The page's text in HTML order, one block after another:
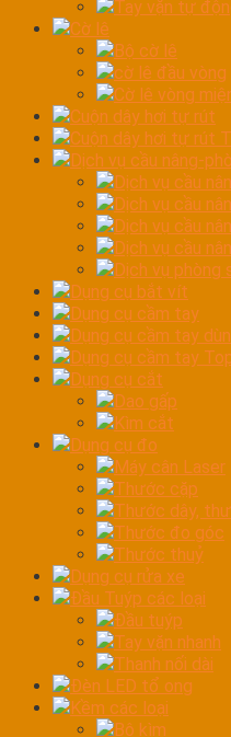
Tay vặn tự
Cờ lê
Bộ cờ lê
cờ lê đầu vòng
Cờ lê vòng
Cuộn dây hơi tự rút
Cuộn dây hơi tự rút
Dịch vụ cầu nâng-
Dịch vụ cầu
Dịch vụ cầu
Dịch vụ cầu
Dịch vụ cầu
Dịch vụ phòng
Dụng cụ bắt vít
Dụng cụ cầm tay
Dụng cụ cầm tay
Dụng cụ cầm tay
Dụng cụ cắt
Dao gấp
Kìm cắt
Dụng cụ đo
Máy cân Laser
Thước cặp
Thước dây,
Thước đo góc
Thước thuỷ
Dụng cụ rửa xe
Đầu Tuýp các loại
Đầu tuýp
Tay vặn nhanh
Thanh nối dài
Đèn LED tổ ong
Kềm các loại
Bộ kìm